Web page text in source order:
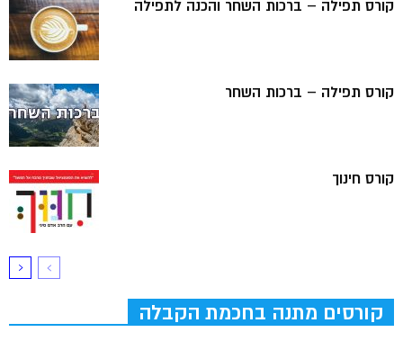
קורס תפילה – ברכות השחר והכנה לתפילה
קורס תפילה – ברכות השחר
קורס חינוך
קורסים מתנה בחכמת הקבלה